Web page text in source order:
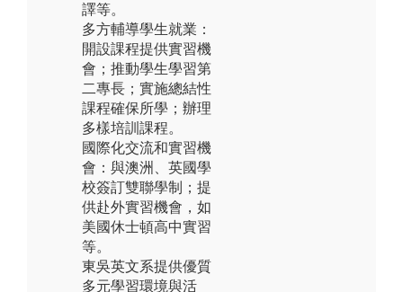
譯等。
多方輔導學生就業：
開設課程提供實習機
會；推動學生學習第
二專長；實施總結性
課程確保所學；辦理
多樣培訓課程。
國際化交流和實習機
會：與澳洲、英國學
校簽訂雙聯學制；提
供赴外實習機會，如
美國休士頓高中實習
等。
東吳英文系提供優質
多元學習環境與活